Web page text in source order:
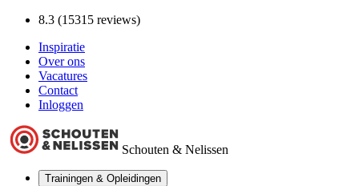
8.3 (15315 reviews)
Inspiratie
Over ons
Vacatures
Contact
Inloggen
Schouten & Nelissen
Trainingen & Opleidingen